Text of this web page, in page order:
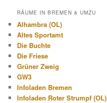
RÄUME IN BREMEN & UMZU
Alhambra (OL)
Altes Sportamt
Die Buchte
Die Friese
Grüner Zweig
GW3
Infoladen Bremen
Infoladen Roter Strumpf (OL)